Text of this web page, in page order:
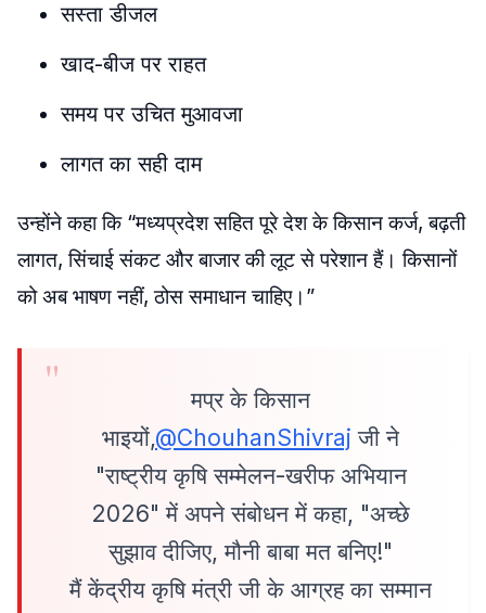
सस्ता डीजल
खाद-बीज पर राहत
समय पर उचित मुआवजा
लागत का सही दाम
उन्होंने कहा कि “मध्यप्रदेश सहित पूरे देश के किसान कर्ज, बढ़ती
लागत, सिंचाई संकट और बाजार की लूट से परेशान हैं। किसानों
को अब भाषण नहीं, ठोस समाधान चाहिए।”
मप्र के किसान
भाइयों,@ChouhanShivraj जी ने
"राष्ट्रीय कृषि सम्मेलन-खरीफ अभियान
2026" में अपने संबोधन में कहा, "अच्छे
सुझाव दीजिए, मौनी बाबा मत बनिए!"
मैं केंद्रीय कृषि मंत्री जी के आग्रह का सम्मान